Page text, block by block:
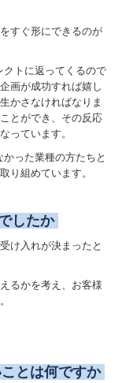
すぐ形にできるのが
クトに返ってくるので
画が成功すれば嬉し
かさなければなりま
とができ、その反応
っています。
った業種の方たちと
り組めています。
したか
け入れが決まったと
るかを考え、お客様
とは何ですか